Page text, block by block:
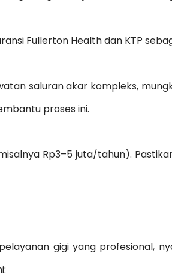
Fullerton Health dan KTP
saluran akar kompleks,
proses ini.
Rp3–5 juta/tahun).
gigi yang profesional,